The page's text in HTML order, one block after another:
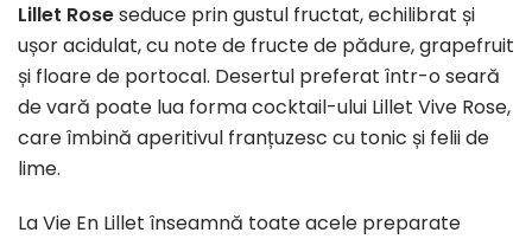
Lillet Roseseduce prin gustul fructat, echilibrat și
ușor acidulat, cu note de fructe de pădure, grapefruit
și floare de portocal. Desertul preferat într-o seară
de vară poate lua forma cocktail-ului Lillet Vive Rose,
care îmbină aperitivul franțuzesc cu tonic și felii de
lime.
La Vie En Lillet înseamnă toate acele preparate